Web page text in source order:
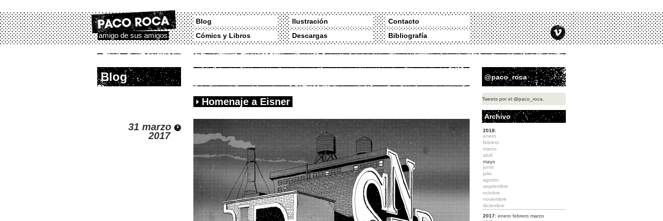
amigo de sus amigos
Blog
Cómics y Libros
Ilustración
Descargas
Contacto
Bibliografía
Blog
Homenaje a Eisner
31 marzo
2017
@paco_roca
Tweets por el @paco_roca.
Archivo
2018:
enero
febrero
marzo
abril
mayo
junio
julio
agosto
septiembre
octubre
noviembre
diciembre
2017: enero febrero marzo